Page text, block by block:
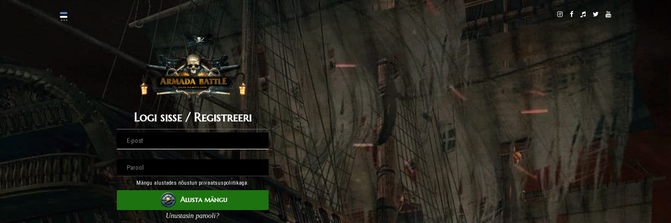
Logi sisse / Registreeri
Mängu alustades nõustun privaatsuspoliitikaga.
Alusta mängu
Unustasin parooli?